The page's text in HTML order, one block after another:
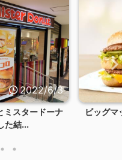
2022/6/3
ミスタードーナ
た結...
ビッグマ